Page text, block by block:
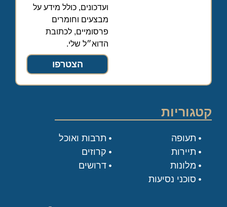
ועדכונים, כולל מידע על
מבצעים וחומרים
פרסומיים, לכתובת
הדוא״ל שלי.
הצטרפו
קטגוריות
תעופה
תיירות
מלונות
סוכני נסיעות
תרבות ואוכל
קרוזים
דרושים